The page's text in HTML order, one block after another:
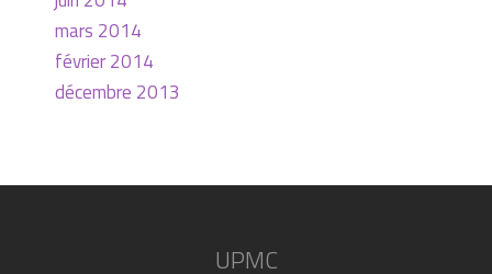
mars 2014
février 2014
décembre 2013
UPMC